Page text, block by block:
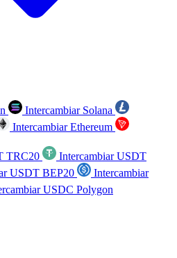
Intercambiar Solana
Intercambiar Ethereum
TRC20
Intercambiar USDT
USDT BEP20
Intercambiar
USDC Polygon